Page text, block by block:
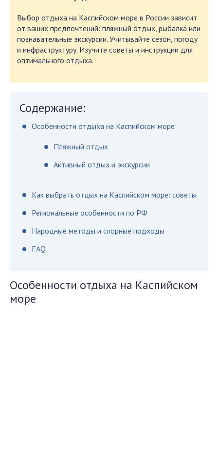
Выбор отдыха на Каспийском море в России зависит
от ваших предпочтений: пляжный отдых, рыбалка или
познавательные экскурсии. Учитывайте сезон, погоду
и инфраструктуру. Изучите советы и инструкции для
оптимального отдыха.
Содержание:
Особенности отдыха на Каспийском море
Пляжный отдых
Активный отдых и экскурсии
Как выбрать отдых на Каспийском море: советы
Региональные особенности по РФ
Народные методы и спорные подходы
FAQ
Особенности отдыха на Каспийском
море